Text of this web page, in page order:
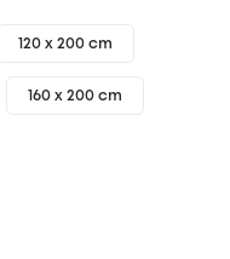
120 x 200 cm
160 x 200 cm